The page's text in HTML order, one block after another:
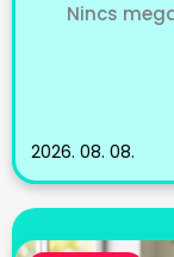
Nincs
2026. 08. 08.